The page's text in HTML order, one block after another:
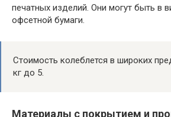
печатных изделий. Они могут быть в
офсетной бумаги.
Стоимость колеблется в широких
кг до 5.
Материалы с покрытием и